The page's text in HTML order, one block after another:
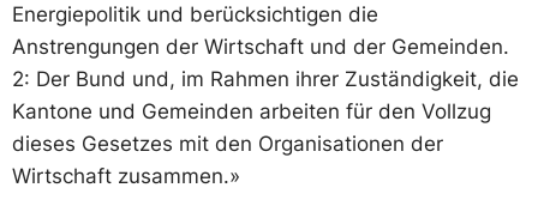
Energiepolitik und berücksichtigen die
Anstrengungen der Wirtschaft und der Gemeinden.
2: Der Bund und, im Rahmen ihrer Zuständigkeit, die
Kantone und Gemeinden arbeiten für den Vollzug
dieses Gesetzes mit den Organisationen der
Wirtschaft zusammen.»